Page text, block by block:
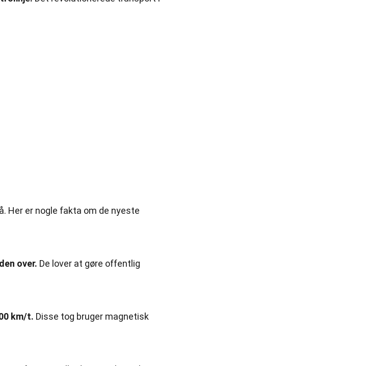
Her er nogle fakta om de nyeste
over. De lover at gøre offentlig
km/t. Disse tog bruger magnetisk